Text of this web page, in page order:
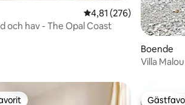
4,81 av 5 i
4,81 (276)
och hav - The Opal Coast
Boende
Villa